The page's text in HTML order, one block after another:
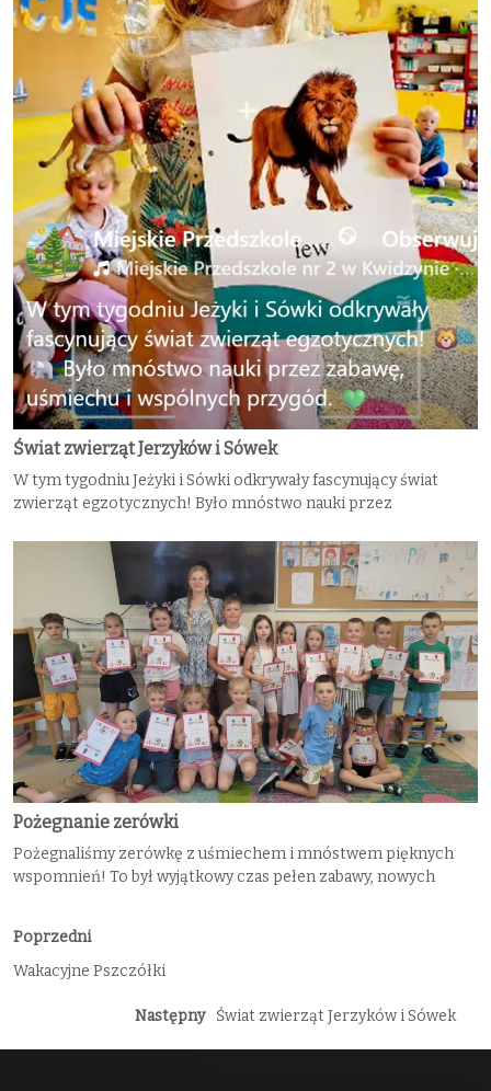
Świat zwierząt Jerzyków i Sówek
W tym tygodniu Jeżyki i Sówki odkrywały fascynujący świat
zwierząt egzotycznych! Było mnóstwo nauki przez
Pożegnanie zerówki
Pożegnaliśmy zerówkę z uśmiechem i mnóstwem pięknych
wspomnień! To był wyjątkowy czas pełen zabawy, nowych
Poprzedni
Wakacyjne Pszczółki
Następny Świat zwierząt Jerzyków i Sówek